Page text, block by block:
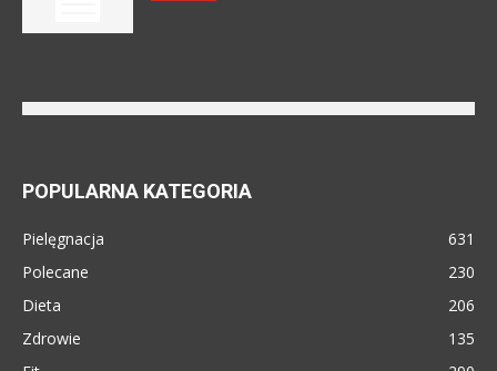
POPULARNA KATEGORIA
Pielęgnacja
631
Polecane
230
Dieta
206
Zdrowie
135